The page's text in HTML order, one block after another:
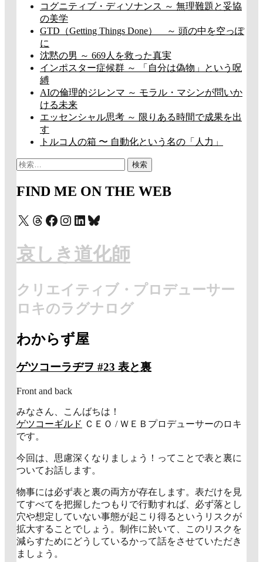
コグニティブ・ディソナンス ～ 無理難題と妥協
の美学
GTD（Getting Things Done） ～ 頭の中を空っぽ
に
沈黙の男 ～ 669人を救った真実
インポスター症候群 ～ 「自分は偽物」という呪
縛
AIの倫理的ジレンマ ～ モラル・マシンが問いか
ける未来
エッセンシャル思考 ～ 限りある時間で成果を出
す
トルコ人の箱 〜 自動化という名の「人力」
検
FIND ME ON THE WEB
X Threads
Facebook
Instagram
LinkedIn
Bluesky
哀しき道化師
クリエイティブ・プロデューサー
ロキのラグナログ
わからず屋
音
ゲツコーラヂヲ #23 表と裏
Front and back
みなさん、こんばちは！
ゲツコーギルド ＣＥＯ / ＷＥＢプロデューサーのロキ
です。
今回は、思慮深くなりましょう！ってことで表と裏に
ついてお話します。
物事には必ず表と裏の両方が存在します。表だけを見
てすべてを把握したつもりで行動すれば、必ず落とし
穴や想定していない事態が起こり得るというリスクが
拡大することでしょう。制作に於いて、このリスクを
減らすためにどうしているかって話をさせていただき
ましょう。